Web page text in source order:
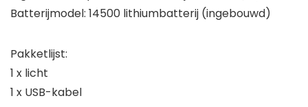
Batterijmodel: 14500 lithiumbatterij (ingebouwd)
Pakketlijst:
1 x licht
1 x USB-kabel